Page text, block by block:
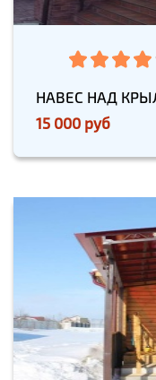
НАВЕС НАД
15 000 руб